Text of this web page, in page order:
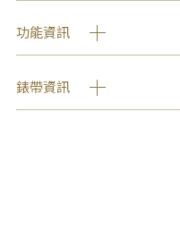
功能資訊
錶帶資訊